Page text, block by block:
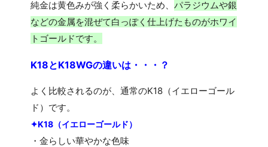
純金は黄色みが強く柔らかいため、 パラジウムや銀
などの金属を混ぜて白っぽく仕上げたものがホワイ
トゴールドです。
K18とK18WGの違いは・・・？
よく比較されるのが、通常のK18（イエローゴール
ド）です。
✦K18（イエローゴールド）
・金らしい華やかな色味